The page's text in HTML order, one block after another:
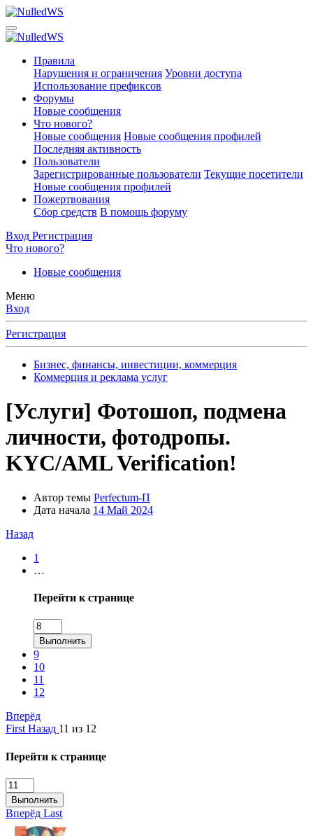
Правила
Нарушения и ограничения Уровни доступа
Использование префиксов
Форумы
Новые сообщения
Что нового?
Новые сообщения Новые сообщения профилей
Последняя активность
Пользователи
Зарегистрированные пользователи Текущие посетители
Новые сообщения профилей
Пожертвования
Сбор средств В помощь форуму
Вход Регистрация
Что нового?
Новые сообщения
Меню
Вход
Регистрация
Бизнес, финансы, инвестиции, коммерция
Коммерция и реклама услуг
[Услуги] Фотошоп, подмена
личности, фотодропы.
KYC/AML Verification!
Автор темы Perfectum-П
Дата начала 14 Май 2024
Назад
1
…
Перейти к странице
Выполнить
9
10
11
12
Вперёд
First Назад 11 из 12
Перейти к странице
Выполнить
Вперёд Last